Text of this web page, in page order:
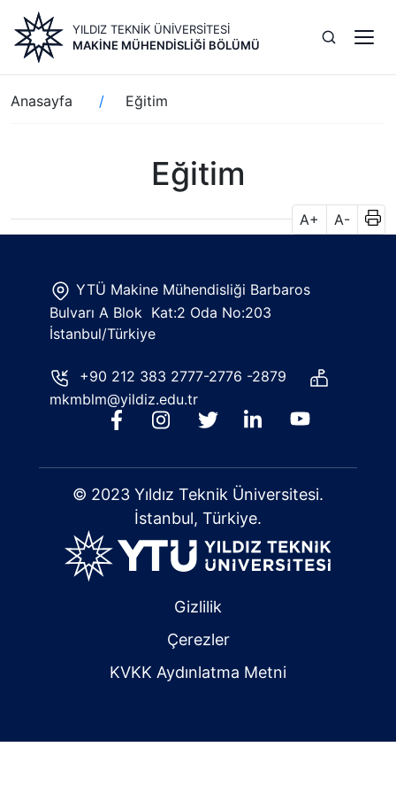
içeriğe
atla
YILDIZ TEKNİK ÜNİVERSİTESİ
MAKINE MÜHENDISLIĞI BÖLÜMÜ
Sayfa
yolu
Anasayfa Eğitim
Eğitim
A+ A-
YTÜ Makine Mühendisliği Barbaros
Bulvarı A Blok Kat:2 Oda No:203
İstanbul/Türkiye
+90 212 383 2777-2776 -2879
mkmblm@yildiz.edu.tr
© 2023 Yıldız Teknik Üniversitesi.
İstanbul, Türkiye.
Gizlilik
Çerezler
KVKK Aydınlatma Metni